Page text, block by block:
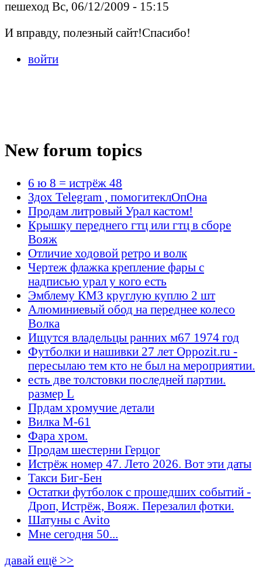
пешеход Вс, 06/12/2009 - 15:15
И вправду, полезный сайт!Спасибо!
войти
New forum topics
6 ю 8 = истрёж 48
Здох Telegram , помогитеклОпОна
Продам литровый Урал кастом!
Крышку переднего гтц или гтц в сборе
Вояж
Отличие ходовой ретро и волк
Чертеж флажка крепление фары с
надписью урал у кого есть
Эмблему КМЗ круглую куплю 2 шт
Алюминиевый обод на переднее колесо
Волка
Ищутся владельцы ранних м67 1974 год
Футболки и нашивки 27 лет Oppozit.ru -
пересылаю тем кто не был на мероприятии.
есть две толстовки последней партии.
размер L
Прдам хромучие детали
Вилка М-61
Фара хром.
Продам шестерни Герцог
Истрёж номер 47. Лето 2026. Вот эти даты
Такси Биг-Бен
Остатки футболок с прошедших событий -
Дроп, Истрёж, Вояж. Перезалил фотки.
Шатуны с Avito
Мне сегодня 50...
давай ещё >>